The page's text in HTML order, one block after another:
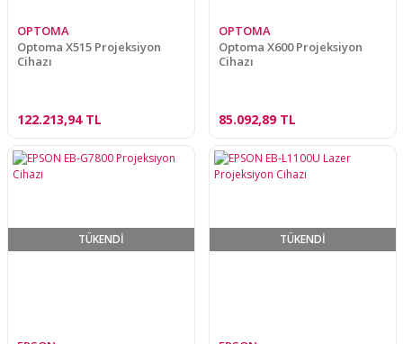
OPTOMA
Optoma X515 Projeksiyon
Cihazı
122.213,94 TL
OPTOMA
Optoma X600 Projeksiyon
Cihazı
85.092,89 TL
TÜKENDİ TÜKENDİ